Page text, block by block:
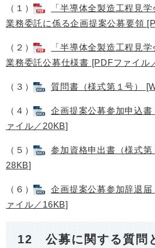
（１）
「半導体全製造工程見
業務委託に係る企画提案公募要領
（２）
「半導体全製造工程見
業務委託公募仕様書 [PDFファイル
（３） 質問書（様式第１号）
（４）
企画提案公募参加申込
ァイル／20KB]
（５）
参加資格申出書（様式
28KB]
（６）
企画提案公募参加辞退
ァイル／16KB]
12 公募に関する質問